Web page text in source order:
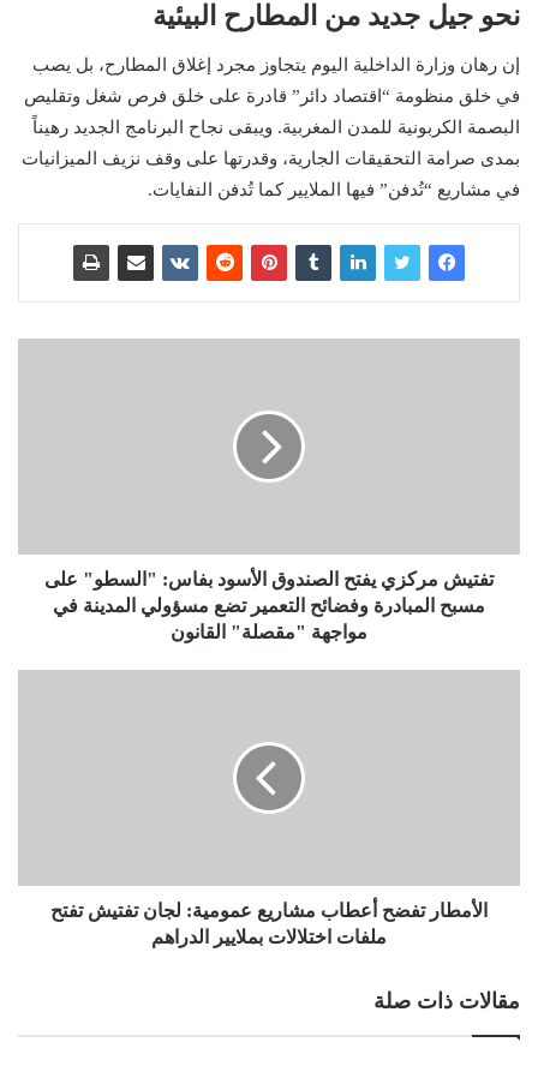
نحو جيل جديد من المطارح البيئية
إن رهان وزارة الداخلية اليوم يتجاوز مجرد إغلاق المطارح، بل يصب
في خلق منظومة “اقتصاد دائر” قادرة على خلق فرص شغل وتقليص
البصمة الكربونية للمدن المغربية. ويبقى نجاح البرنامج الجديد رهيناً
بمدى صرامة التحقيقات الجارية، وقدرتها على وقف نزيف الميزانيات
في مشاريع “تُدفن” فيها الملايير كما تُدفن النفايات.
تفتيش مركزي يفتح الصندوق الأسود بفاس: "السطو" على
مسبح المبادرة وفضائح التعمير تضع مسؤولي المدينة في
مواجهة "مقصلة" القانون
الأمطار تفضح أعطاب مشاريع عمومية: لجان تفتيش تفتح
ملفات اختلالات بملايير الدراهم
مقالات ذات صلة